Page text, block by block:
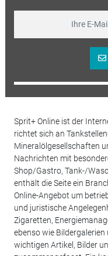
Sprit+ Online ist der
richtet sich an
Mineralölgesellschaften
Nachrichten mit
Shop/Gastro, Tank-/
enthält die Seite ein
Online-Angebot um
und juristische
Zigaretten,
ebenso wie Bildergalerien
wichtigen Artikel, Bilder